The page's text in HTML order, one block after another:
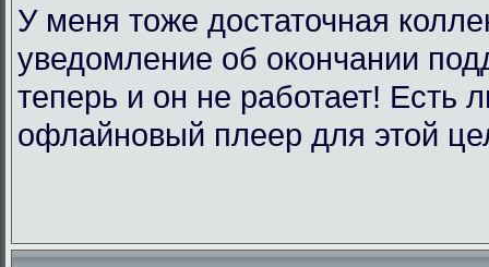
У меня тоже достаточная
уведомление об окончании
теперь и он не работает! Есть
офлайновый плеер для этой